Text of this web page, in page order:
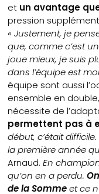
et un avantage
pression
« Justement, je
que, comme c’est
joue mieux, je suis
dans l’équipe est
équipe sont aussi
ensemble en
nécessite de
permettent pas à
début, c’était
la première année
Arnaud.En
qu’on en a perdu.
de la Sommeet ce